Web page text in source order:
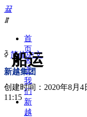
끀
ꁲ
首
页
关
于
我
们
新
越
ꀅ 简体中文
新越集团
船运
创建时间： 2020年8月4
11:15